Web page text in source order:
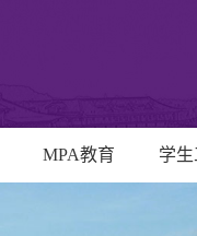
MPA教育 学